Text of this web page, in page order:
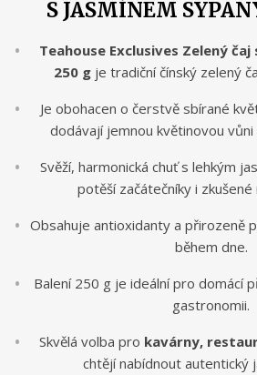
S JASMÍNEM
Teahouse Exclusives Zelený
250 gje tradiční čínský zelený
Je obohacen o čerstvě sbírané
dodávají jemnou květinovou
Svěží, harmonická chuť s lehkým
potěší začátečníky i zkušené
Obsahuje antioxidanty a přirozeně
během dne.
Balení 250 g je ideální pro domácí
gastronomii.
Skvělá volba pro kavárny,
chtějí nabídnout autentický